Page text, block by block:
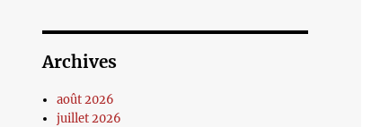
Archives
août 2026
juillet 2026